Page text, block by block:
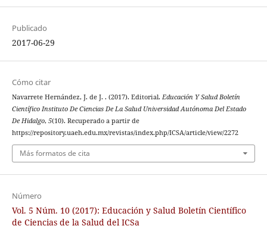
Publicado
2017-06-29
Cómo citar
Navarrete Hernández, J. de J. . (2017). Editorial. Educación Y Salud Boletín
Científico Instituto De Ciencias De La Salud Universidad Autónoma Del Estado
De Hidalgo, 5(10). Recuperado a partir de
https://repository.uaeh.edu.mx/revistas/index.php/ICSA/article/view/2272
Más formatos de cita
Número
Vol. 5 Núm. 10 (2017): Educación y Salud Boletín Científico
de Ciencias de la Salud del ICSa